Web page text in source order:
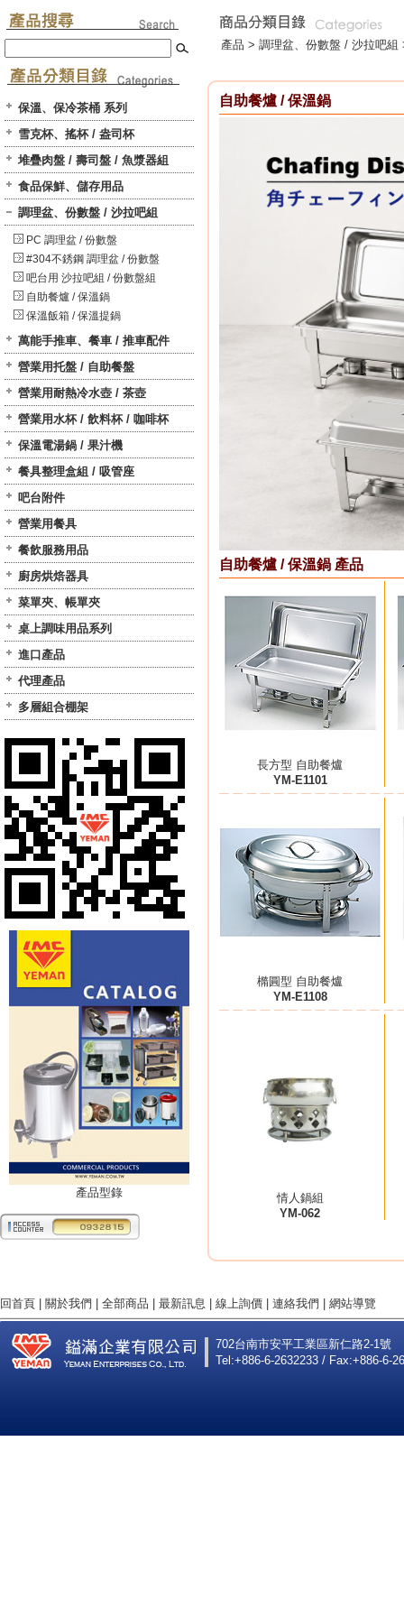
保溫、保冷茶桶 系列
雪克杯、搖杯 / 盎司杯
堆疊肉盤 / 壽司盤 / 魚漿器組
食品保鮮、儲存用品
調理盆、份數盤 / 沙拉吧組
PC 調理盆 / 份數盤
#304不銹鋼 調理盆 / 份數盤
吧台用 沙拉吧組 / 份數盤組
自助餐爐 / 保溫鍋
保溫飯箱 / 保溫提鍋
萬能手推車、餐車 / 推車配件
營業用托盤 / 自助餐盤
營業用耐熱冷水壺 / 茶壺
營業用水杯 / 飲料杯 / 咖啡杯
保溫電湯鍋 / 果汁機
餐具整理盒組 / 吸管座
吧台附件
營業用餐具
餐飲服務用品
廚房烘焙器具
菜單夾、帳單夾
桌上調味用品系列
進口產品
代理產品
多層組合棚架
產品型錄
產品 > 調理盆、份數盤 / 沙拉吧組
自助餐爐 / 保溫鍋
自助餐爐 / 保溫鍋 產品
長方型 自助餐爐
YM-E1101
橢圓型 自助餐爐
YM-E1108
情人鍋組
YM-062
回首頁 關於我們 全部商品 最新訊息 線上詢價 連絡我們 網站導覽
702台南市安平工業區新仁路2-1號
Tel:+886-6-2632233 / Fax:+886-6-